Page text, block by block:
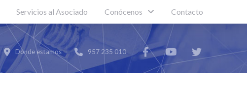
Servicios al Asociado Conócenos Contacto
Donde estamos 957 235 010